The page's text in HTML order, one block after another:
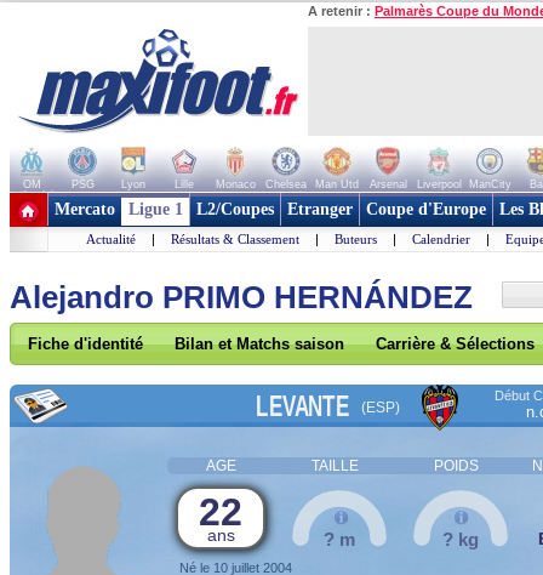
A retenir : Palmarès Coupe du
OM PSG Lyon Lille Monaco Chelsea Man Utd Arsenal Liverpool ManCity
+ de clubs
Mercato Ligue 1 L2/Coupes Etranger Coupe d'Europe Les
Actualité | Résultats & Classement | Buteurs | Calendrier |
Alejandro PRIMO HERNÁNDEZ
Fiche d'identité Bilan et Matchs saison Carrière & Sélections
LEVANTE (ESP)
Début
AGE TAILLE POIDS
22
ans
Né le 10 juillet 2004
? m ? kg